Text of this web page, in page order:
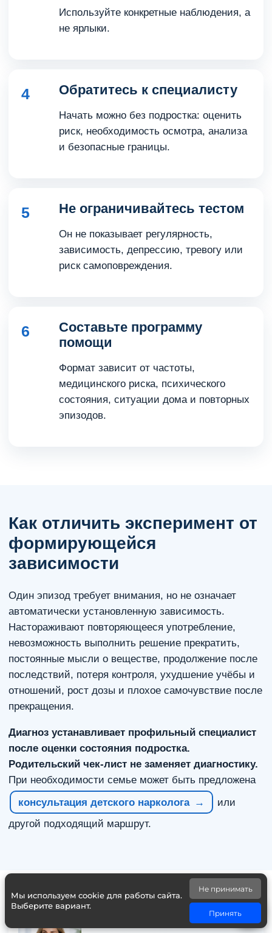
Используйте конкретные наблюдения, а
не ярлыки.
4 Обратитесь к специалисту
Начать можно без подростка: оценить
риск, необходимость осмотра, анализа
и безопасные границы.
5 Не ограничивайтесь тестом
Он не показывает регулярность,
зависимость, депрессию, тревогу или
риск самоповреждения.
6
Составьте программу
помощи
Формат зависит от частоты,
медицинского риска, психического
состояния, ситуации дома и повторных
эпизодов.
Как отличить эксперимент от
формирующейся
зависимости
Один эпизод требует внимания, но не означает
автоматически установленную зависимость.
Настораживают повторяющееся употребление,
невозможность выполнить решение прекратить,
постоянные мысли о веществе, продолжение после
последствий, потеря контроля, ухудшение учёбы и
отношений, рост дозы и плохое самочувствие после
прекращения.
Диагноз устанавливает профильный специалист
после оценки состояния подростка.
Родительский чек-лист не заменяет диагностику.
При необходимости семье может быть предложена
консультация детского нарколога
или
другой подходящий маршрут.
КОНСУЛЬТАЦИЯ РОДСТВЕННИКОВ
Мы используем cookie для работы сайта.
Выберите вариант.
Не принимать
Принять